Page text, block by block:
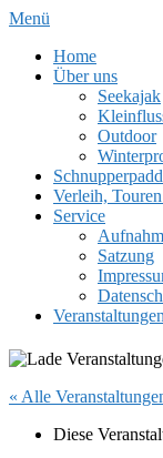
Zum
springen
Menü
Home
Über uns
Seekajak
Outdoor
Verleih,
Service
Satzung
Veranstaltungen
« Alle
Diese